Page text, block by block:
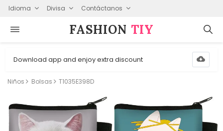
Idioma Divisa Contáctanos
FASHION⁠ TIY
Download app and enjoy extra discount
Niños Bolsas T1035E398D